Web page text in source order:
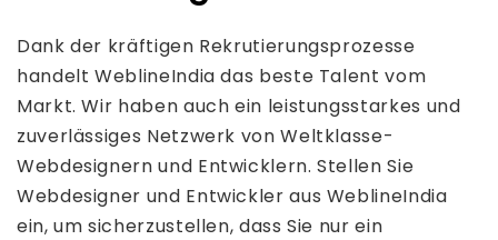
Dank der kräftigen Rekrutierungsprozesse
handelt WeblineIndia das beste Talent vom
Markt. Wir haben auch ein leistungsstarkes und
zuverlässiges Netzwerk von Weltklasse-
Webdesignern und Entwicklern. Stellen Sie
Webdesigner und Entwickler aus WeblineIndia
ein, um sicherzustellen, dass Sie nur ein